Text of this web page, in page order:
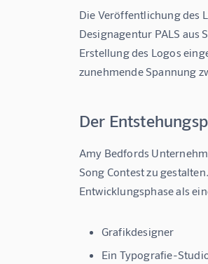
Die Veröffentlichung des
Designagentur PALS
Erstellung des Logos
zunehmende Spannung
Der
Amy Bedfords
Song Contest zu
Entwicklungsphase als
Grafikdesigner
Ein Typografie-